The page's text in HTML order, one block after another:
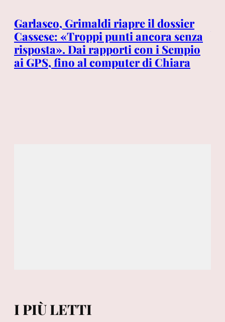
Garlasco, Grimaldi riapre il dossier
Cassese: «Troppi punti ancora senza
risposta». Dai rapporti con i Sempio
ai GPS, fino al computer di Chiara
I PIÙ LETTI